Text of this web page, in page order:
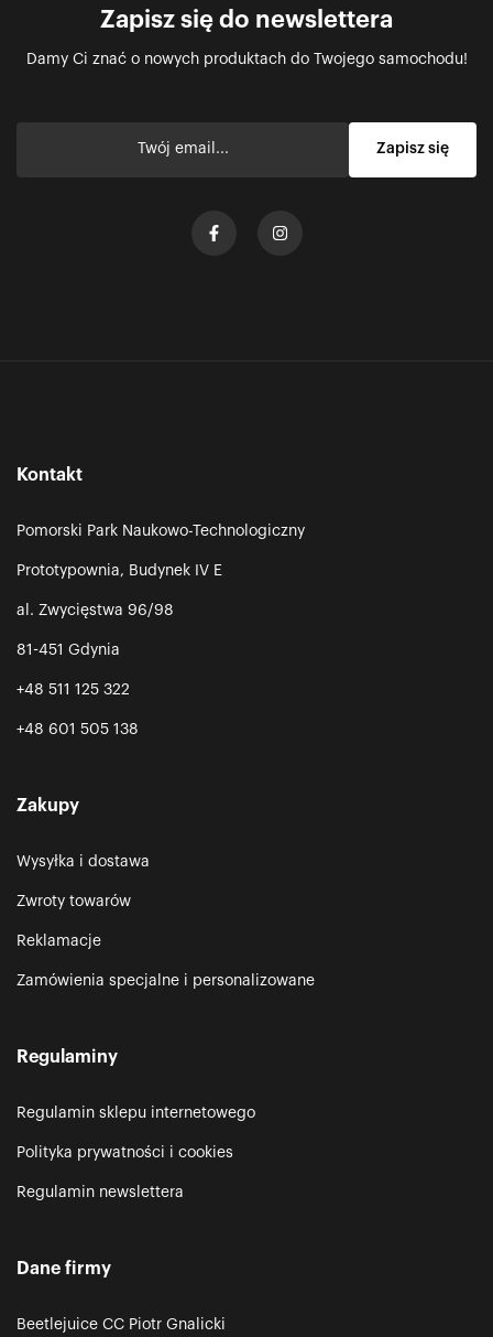
Zapisz się do newslettera
Damy Ci znać o nowych produktach do Twojego samochodu!
Kontakt
Pomorski Park Naukowo-Technologiczny
Prototypownia, Budynek IV E
al. Zwycięstwa 96/98
81-451 Gdynia
+48 511 125 322
+48 601 505 138
Zakupy
Wysyłka i dostawa
Zwroty towarów
Reklamacje
Zamówienia specjalne i personalizowane
Regulaminy
Regulamin sklepu internetowego
Polityka prywatności i cookies
Regulamin newslettera
Dane firmy
Beetlejuice CC Piotr Gnalicki